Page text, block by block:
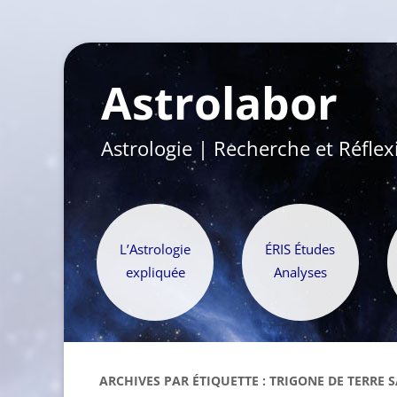
Astrolabor
Astrologie | Recherche et
L’Astrologie
expliquée
ÉRIS Études
Analyses
ARCHIVES PAR ÉTIQUETTE : TRIGONE DE TERRE